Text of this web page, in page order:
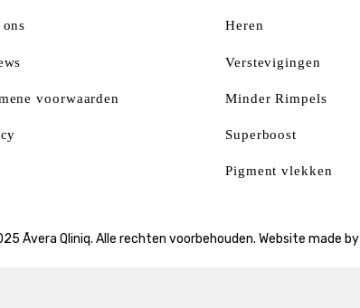
voorwaarden
Heren
Verstevigingen
Minder Rimpels
Superboost
Pigment vlekken
Āvera Qliniq. Alle rechten voorbehouden. Website made by